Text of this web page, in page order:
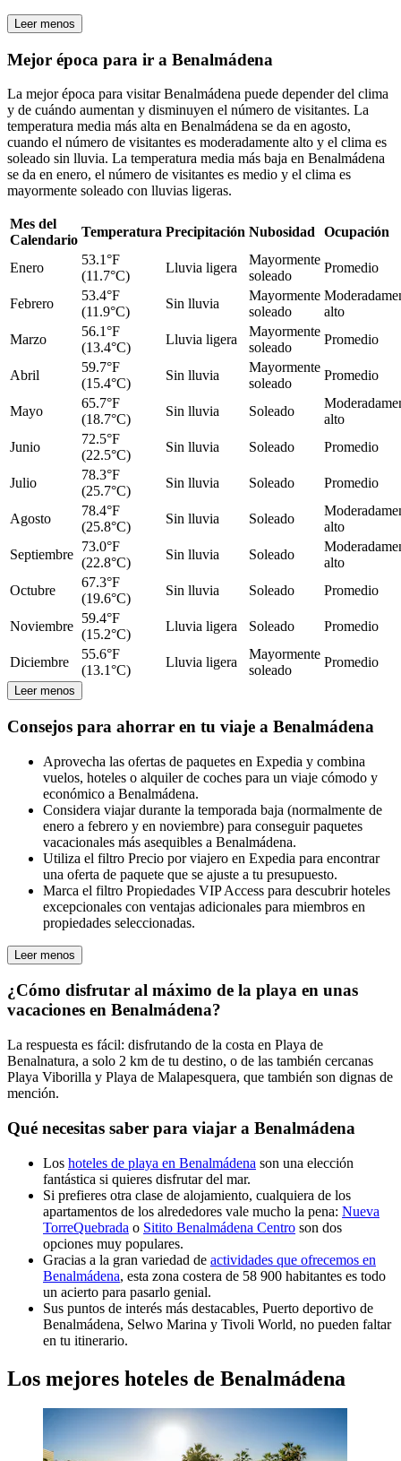
Leer menos
Mejor época para ir a Benalmádena
La mejor época para visitar Benalmádena puede depender del clima
y de cuándo aumentan y disminuyen el número de visitantes. La
temperatura media más alta en Benalmádena se da en agosto,
cuando el número de visitantes es moderadamente alto y el clima es
soleado sin lluvia. La temperatura media más baja en Benalmádena
se da en enero, el número de visitantes es medio y el clima es
mayormente soleado con lluvias ligeras.
Mes del
Calendario
Temperatura Precipitación Nubosidad Ocupación
Enero
53.1°F
(11.7°C)
Lluvia ligera
Mayormente
soleado
Promedio
Febrero
53.4°F
(11.9°C)
Sin lluvia
Mayormente
soleado
alto
Marzo
56.1°F
(13.4°C)
Lluvia ligera
Mayormente
soleado
Promedio
Abril
59.7°F
(15.4°C)
Sin lluvia
Mayormente
soleado
Promedio
Mayo
65.7°F
(18.7°C)
Sin lluvia Soleado
alto
Junio
72.5°F
(22.5°C)
Sin lluvia Soleado Promedio
Julio
78.3°F
(25.7°C)
Sin lluvia Soleado Promedio
Agosto
78.4°F
(25.8°C)
Sin lluvia Soleado
alto
Septiembre
73.0°F
(22.8°C)
Sin lluvia Soleado
alto
Octubre
67.3°F
(19.6°C)
Sin lluvia Soleado Promedio
Noviembre
59.4°F
(15.2°C)
Lluvia ligera Soleado Promedio
Diciembre
55.6°F
(13.1°C)
Lluvia ligera
Mayormente
soleado
Promedio
Leer menos
Consejos para ahorrar en tu viaje a Benalmádena
Aprovecha las ofertas de paquetes en Expedia y combina
vuelos, hoteles o alquiler de coches para un viaje cómodo y
económico a Benalmádena.
Considera viajar durante la temporada baja (normalmente de
enero a febrero y en noviembre) para conseguir paquetes
vacacionales más asequibles a Benalmádena.
Utiliza el filtro Precio por viajero en Expedia para encontrar
una oferta de paquete que se ajuste a tu presupuesto.
Marca el filtro Propiedades VIP Access para descubrir hoteles
excepcionales con ventajas adicionales para miembros en
propiedades seleccionadas.
Leer menos
¿Cómo disfrutar al máximo de la playa en unas
vacaciones en Benalmádena?
La respuesta es fácil: disfrutando de la costa en Playa de
Benalnatura, a solo 2 km de tu destino, o de las también cercanas
Playa Viborilla y Playa de Malapesquera, que también son dignas de
mención.
Qué necesitas saber para viajar a Benalmádena
Los hoteles de playa en Benalmádena son una elección
fantástica si quieres disfrutar del mar.
Si prefieres otra clase de alojamiento, cualquiera de los
apartamentos de los alrededores vale mucho la pena: Nueva
TorreQuebrada o Sitito Benalmádena Centro son dos
opciones muy populares.
Gracias a la gran variedad de actividades que ofrecemos en
Benalmádena, esta zona costera de 58 900 habitantes es todo
un acierto para pasarlo genial.
Sus puntos de interés más destacables, Puerto deportivo de
Benalmádena, Selwo Marina y Tivoli World, no pueden faltar
en tu itinerario.
Los mejores hoteles de Benalmádena